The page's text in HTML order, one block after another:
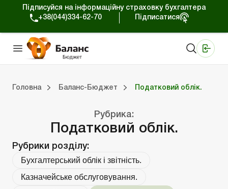
Підписуйся на інформаційну страховку бухгалтера
+38(044)334-62-70
Підписатися
Головна Баланс-Бюджет Податковий облік.
Рубрика:
Податковий облік.
Рубрики розділу:
Бухгалтерський облік і звітність.
Казначейське обслуговування.